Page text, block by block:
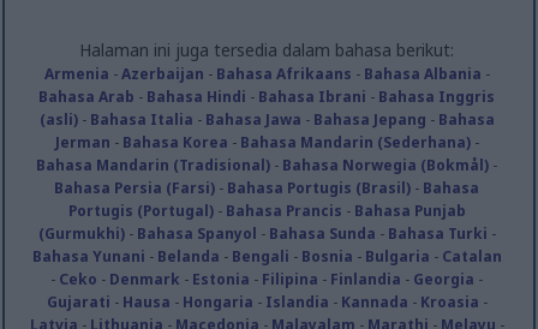
Halaman ini juga tersedia dalam bahasa berikut:
Armenia -Azerbaijan - Bahasa Afrikaans - Bahasa Albania -
Bahasa Arab - Bahasa Hindi - Bahasa Ibrani - Bahasa Inggris
(asli)- Bahasa Italia - Bahasa Jawa - Bahasa Jepang - Bahasa
Jerman - Bahasa Korea - Bahasa Mandarin (Sederhana)-
Bahasa Mandarin (Tradisional) - Bahasa Norwegia (Bokmål) -
Bahasa Persia (Farsi) - Bahasa Portugis (Brasil) - Bahasa
Portugis (Portugal)- Bahasa Prancis - Bahasa Punjab
(Gurmukhi)- Bahasa Spanyol - Bahasa Sunda - Bahasa Turki -
Bahasa Yunani - Belanda - Bengali - Bosnia - Bulgaria - Catalan
- Ceko - Denmark - Estonia - Filipina - Finlandia - Georgia -
Gujarati - Hausa - Hongaria - Islandia - Kannada - Kroasia -
Latvia - Lithuania - Macedonia - Malayalam - Marathi - Melayu -